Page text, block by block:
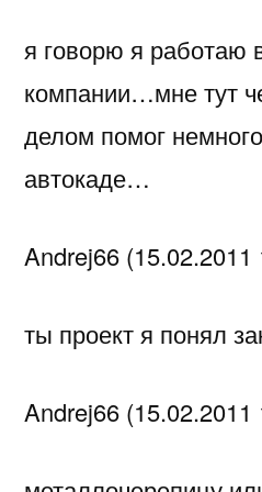
я говорю я работаю
компании…мне тут
делом помог
автокаде…
Andrej66 (15.02.2011
ты проект я понял
Andrej66 (15.02.2011